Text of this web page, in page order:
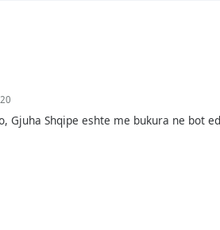
Gjuha Shqipe eshte me bukura ne bot